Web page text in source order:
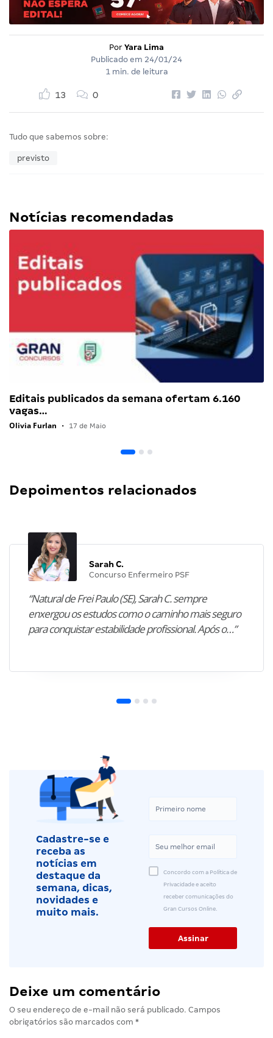
Por Yara Lima
Publicado em 24/01/24
1 min. de leitura
13 0
Tudo que sabemos sobre:
previsto
Notícias recomendadas
Editais publicados da semana ofertam 6.160
vagas…
Olivia Furlan • 17 de Maio
Depoimentos relacionados
Sarah C.
Concurso Enfermeiro PSF
“Natural de Frei Paulo (SE), Sarah C. sempre
enxergou os estudos como o caminho mais seguro
para conquistar estabilidade profissional. Após o…”
Cadastre-se e
receba as
notícias em
destaque da
semana, dicas,
novidades e
muito mais.
Concordo com a Política de
Privacidade e aceito
receber comunicações do
Gran Cursos Online.
Deixe um comentário
O seu endereço de e-mail não será publicado. Campos
obrigatórios são marcados com *